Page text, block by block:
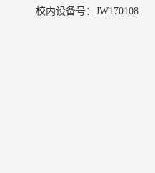
校内设备号：JW170108